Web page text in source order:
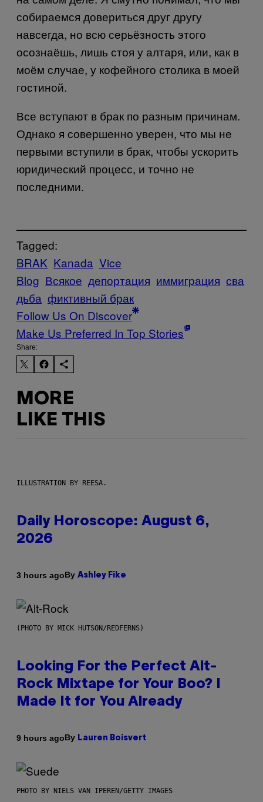
собираемся довериться друг другу
навсегда, но всю серьёзность этого
осознаёшь, лишь стоя у алтаря, или, как в
моём случае, у кофейного столика в моей
гостиной.
Все вступают в брак по разным причинам.
Однако я совершенно уверен, что мы не
первыми вступили в брак, чтобы ускорить
юридический процесс, и точно не
последними.
Tagged:
BRAK Kanada Vice
Blog Всякое депортация иммиграция сва
дьба фиктивный брак
Follow Us On Discover
Make Us Preferred In Top Stories
Share:
MORE
LIKE THIS
ILLUSTRATION BY REESA.
Daily Horoscope: August 6,
2026
3 hours agoBy Ashley Fike
(PHOTO BY MICK HUTSON/REDFERNS)
Looking For the Perfect Alt-
Rock Mixtape for Your Boo? I
Made It for You Already
9 hours agoBy Lauren Boisvert
PHOTO BY NIELS VAN IPEREN/GETTY IMAGES